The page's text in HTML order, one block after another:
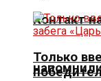
Контакт
Только